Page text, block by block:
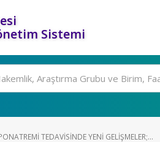
Sistemi
TEDAVISINDE YENI GELIŞMELER;...